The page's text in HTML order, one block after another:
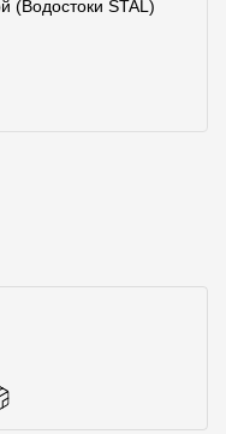
(Водостоки STAL)